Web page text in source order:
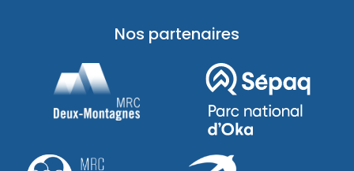
Nos partenaires